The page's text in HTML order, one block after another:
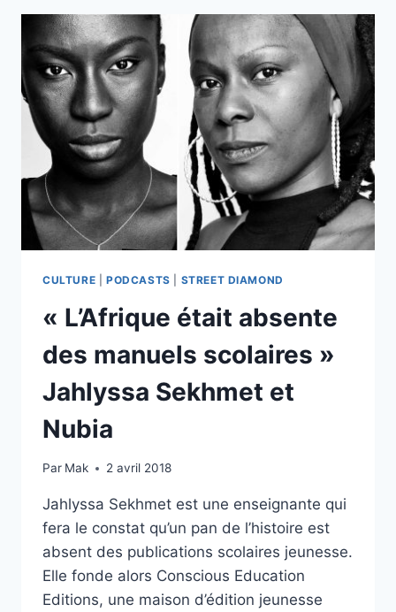
CULTURE PODCASTS STREET DIAMOND
« L’Afrique était absente
des manuels scolaires »
Jahlyssa Sekhmet et
Nubia
Par Mak 2 avril 2018
Jahlyssa Sekhmet est une enseignante qui
fera le constat qu’un pan de l’histoire est
absent des publications scolaires jeunesse.
Elle fonde alors Conscious Education
Editions, une maison d’édition jeunesse